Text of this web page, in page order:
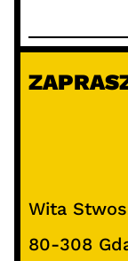
Wita
80-308